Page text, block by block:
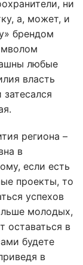
ни
а, может, и
брендом
любые
власть
региона –
в
если есть
проекты, то
успехов
молодых,
оставаться в
будете
в